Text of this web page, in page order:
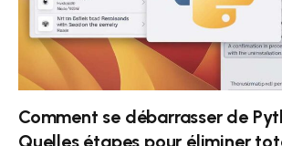
Comment se débarrasser de
Quelles étapes pour éliminer